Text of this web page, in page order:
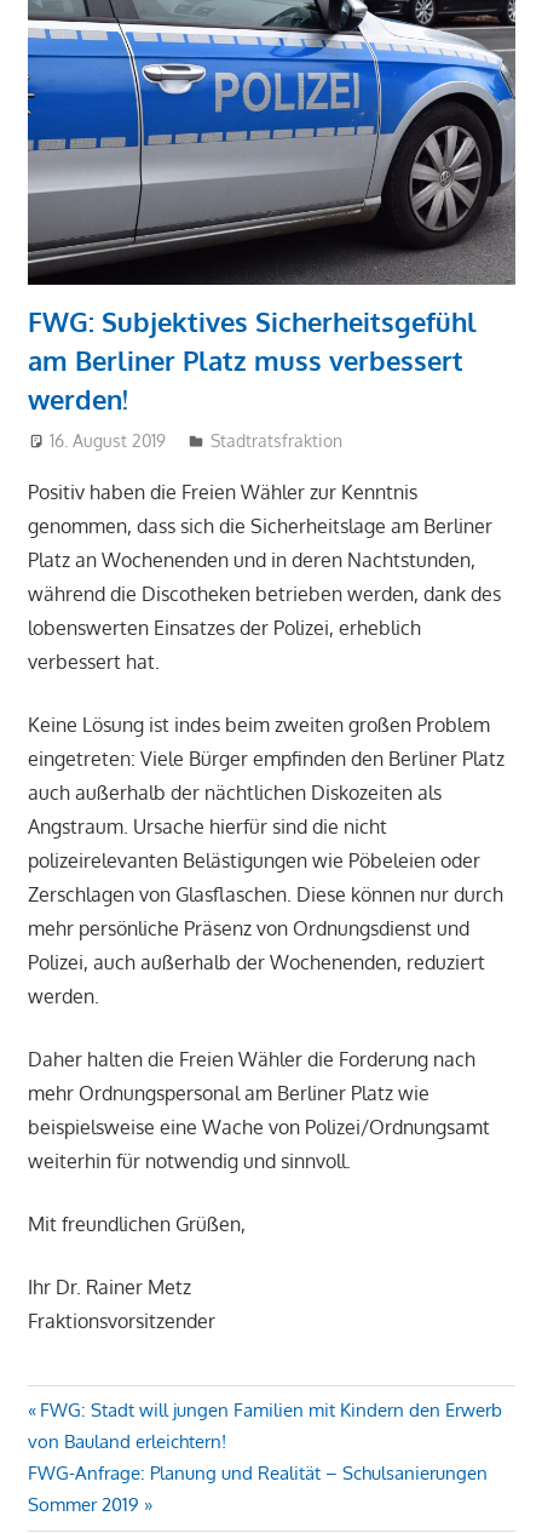
FWG: Subjektives Sicherheitsgefühl
am Berliner Platz muss verbessert
werden!
16. August 2019 Markus Sandmann
Stadtratsfraktion
Positiv haben die Freien Wähler zur Kenntnis
genommen, dass sich die Sicherheitslage am Berliner
Platz an Wochenenden und in deren Nachtstunden,
während die Discotheken betrieben werden, dank des
lobenswerten Einsatzes der Polizei, erheblich
verbessert hat.
Keine Lösung ist indes beim zweiten großen Problem
eingetreten: Viele Bürger empfinden den Berliner Platz
auch außerhalb der nächtlichen Diskozeiten als
Angstraum. Ursache hierfür sind die nicht
polizeirelevanten Belästigungen wie Pöbeleien oder
Zerschlagen von Glasflaschen. Diese können nur durch
mehr persönliche Präsenz von Ordnungsdienst und
Polizei, auch außerhalb der Wochenenden, reduziert
werden.
Daher halten die Freien Wähler die Forderung nach
mehr Ordnungspersonal am Berliner Platz wie
beispielsweise eine Wache von Polizei/Ordnungsamt
weiterhin für notwendig und sinnvoll.
Mit freundlichen Grüßen,
Ihr Dr. Rainer Metz
Fraktionsvorsitzender
Beitragsnavigation
Vorheriger
Beitrag:
FWG: Stadt will jungen Familien mit Kindern den Erwerb
von Bauland erleichtern!
Nächster
Beitrag:
FWG-Anfrage: Planung und Realität – Schulsanierungen
Sommer 2019